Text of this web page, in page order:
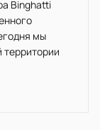
Binghatti
мы
территории